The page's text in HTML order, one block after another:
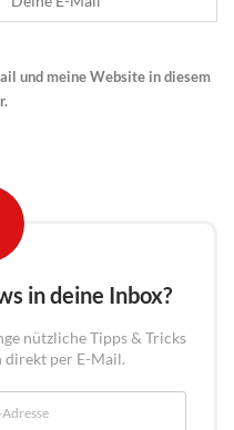
und meine Website in diesem
in deine Inbox?
nützliche Tipps & Tricks
direkt per E-Mail.